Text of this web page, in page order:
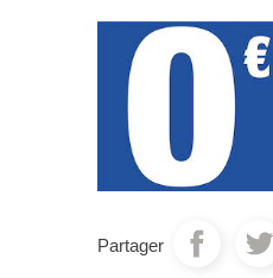
Partager